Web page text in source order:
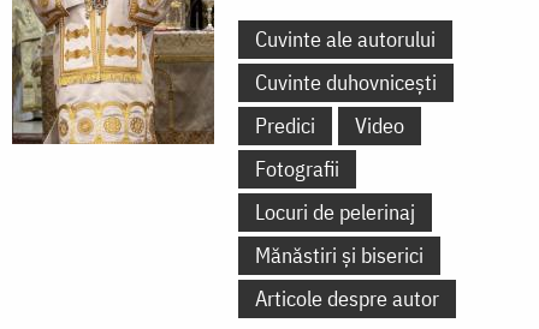
Cuvinte ale autorului
Cuvinte duhovnicești
Predici
Video
Fotografii
Locuri de pelerinaj
Mănăstiri și biserici
Articole despre autor